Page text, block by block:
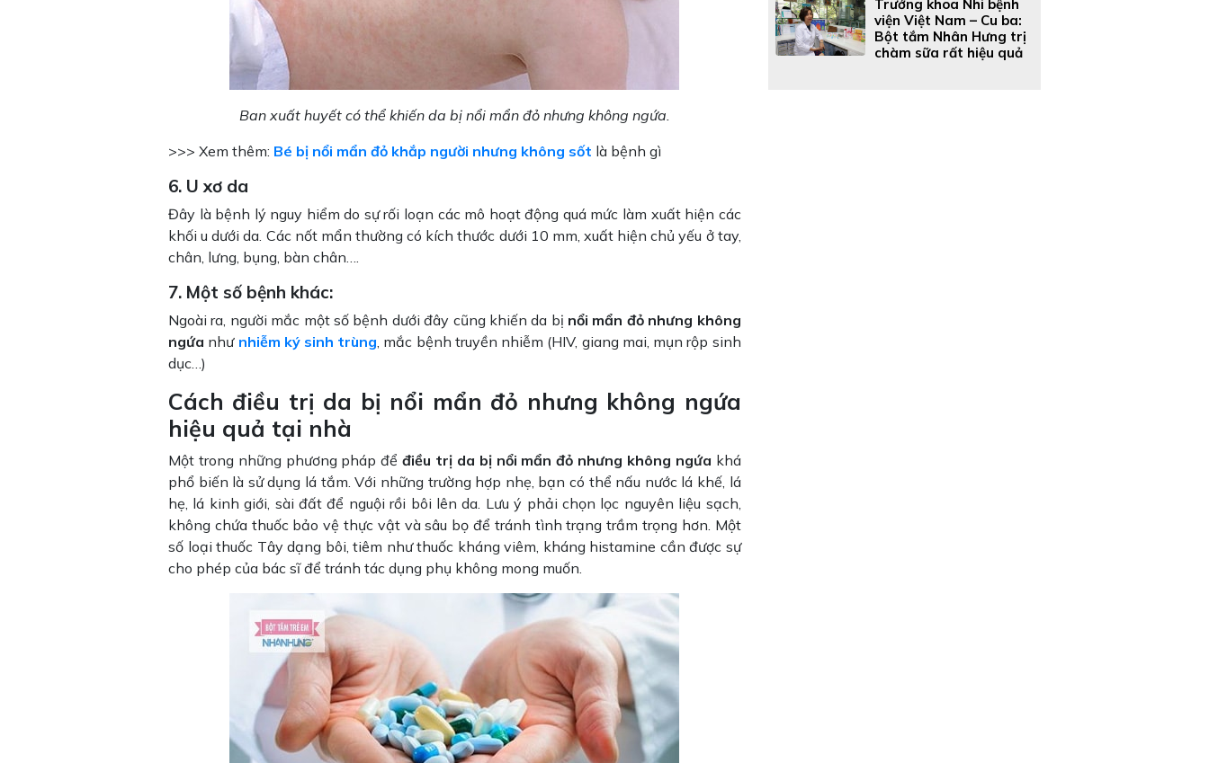
Ban xuất huyết có thể khiến da bị nổi mẩn đỏ nhưng không ngứa.
>>> Xem thêm: Bé bị nổi mẩn đỏ khắp người nhưng không sốt là bệnh gì
6. U xơ da
Đây là bệnh lý nguy hiểm do sự rối loạn các mô hoạt động quá mức làm xuất hiện các
khối u dưới da. Các nốt mẩn thường có kích thước dưới 10 mm, xuất hiện chủ yếu ở tay,
chân, lưng, bụng, bàn chân….
7. Một số bệnh khác:
Ngoài ra, người mắc một số bệnh dưới đây cũng khiến da bị nổi mẩn đỏ nhưng không
ngứa như nhiễm ký sinh trùng , mắc bệnh truyền nhiễm (HIV, giang mai, mụn rộp sinh
dục…)
Cách điều trị da bị nổi mẩn đỏ nhưng không ngứa
hiệu quả tại nhà
Một trong những phương pháp đểđiều trị da bị nổi mẩn đỏ nhưng không ngứa khá
phổ biến là sử dụng lá tắm. Với những trường hợp nhẹ, bạn có thể nấu nước lá khế, lá
hẹ, lá kinh giới, sài đất để nguội rồi bôi lên da. Lưu ý phải chọn lọc nguyên liệu sạch,
không chứa thuốc bảo vệ thực vật và sâu bọ để tránh tình trạng trầm trọng hơn. Một
số loại thuốc Tây dạng bôi, tiêm như thuốc kháng viêm, kháng histamine cần được sự
cho phép của bác sĩ để tránh tác dụng phụ không mong muốn.
Trưởng khoa Nhi bệnh
viện Việt Nam – Cu ba:
Bột tắm Nhân Hưng trị
chàm sữa rất hiệu quả